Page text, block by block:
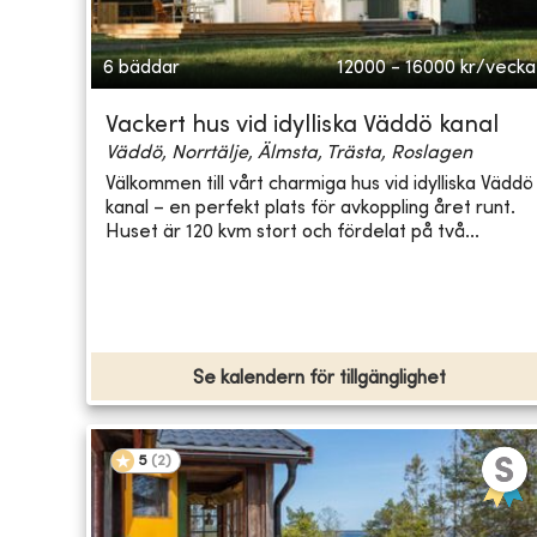
6 bäddar 12000 - 16000 kr/vecka
Vackert hus vid idylliska Väddö kanal
Väddö, Norrtälje, Älmsta, Trästa, Roslagen
Välkommen till vårt charmiga hus vid idylliska Väddö
kanal – en perfekt plats för avkoppling året runt.
Huset är 120 kvm stort och fördelat på två...
Se kalendern för tillgänglighet
5 (2)